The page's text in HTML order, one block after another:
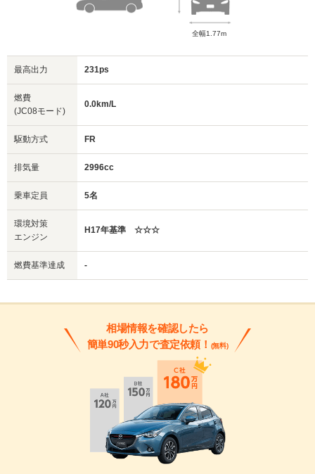
全幅1.77m
最高出力 231ps
燃費
(JC08モード)
0.0km/L
駆動方式 FR
排気量 2996cc
乗車定員 5名
環境対策
エンジン
H17年基準 ☆☆☆
燃費基準達成 -
相場情報を確認したら
簡単90秒入力で査定依頼！ (無料)